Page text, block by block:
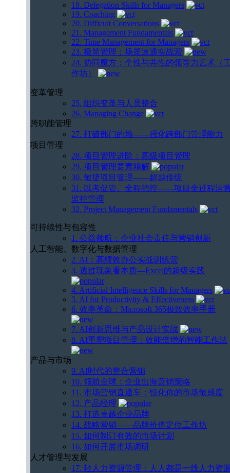
18. Delegation Skills for Managers
19. Coaching
20. Difficult Conversations
21. Management Fundamentals
22. Time Management for Managers
23. 极简管理：场景速通实战营
24. 协同魔方：个性与共性的领导力艺术（
作坊）
变革管理
25. 组织变革与人员整合
26. Managing Change
跨职能管理
27. 打破部门的墙——强化跨部门管理能力
项目管理
28. 项目管理进阶：高级项目管理
29. 项目管理要素精解
30. 敏捷项目管理——超越传统
31. 以考促管、全程把控——项目全过程运
监控管理
32. Project Management Fundamentals
可持续性与包容性
1. 公益领航：企业社会责任与营销创新
人工智能、数字化与数据管理
2. AI：高绩效办公实战训练营
3. 透过现象看本质—Excel的超级实践
4. Artificial Intelligence Skills for Managers
5. AI for Productivity & Effectiveness
6. 效率革命：Microsoft 365极致效率手册
7. AI创新思维与产品设计实战
8. AI重塑项目管理：效能倍增的智能工作法
产品与市场
9. AI时代的整合营销
10. 领航全球：企业出海营销策略
11. 市场营销直通车：锐化你的市场敏感度
12. 产品经理
13. 打造卓越企业品牌
14. 战略营销——品牌价值定位工作坊
15. 如何制订有效的市场计划
16. 如何开展市场调研
人才管理与发展
17. 轻人力资源管理：人人都是一线人力资